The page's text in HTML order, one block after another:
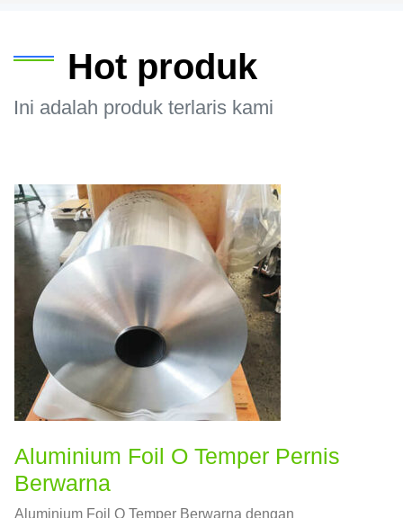
Hot produk
Ini adalah produk terlaris kami
Aluminium Foil O Temper Pernis
Berwarna
Aluminium Foil O Temper Berwarna dengan